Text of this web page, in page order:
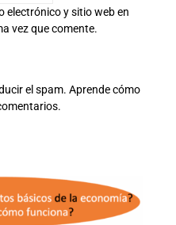
electrónico y sitio web en
vez que comente.
el spam. Aprende cómo